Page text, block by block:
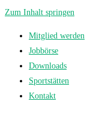
Zum Inhalt springen
Mitglied werden
Jobbörse
Downloads
Sportstätten
Kontakt